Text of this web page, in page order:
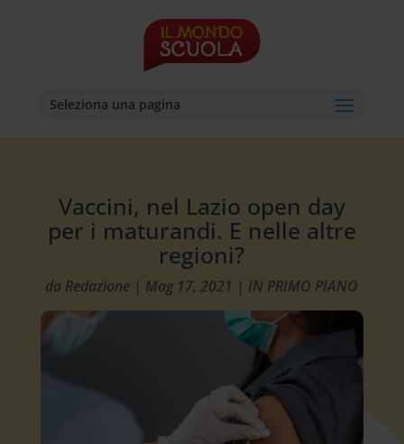
Seleziona una pagina
Vaccini, nel Lazio open day
per i maturandi. E nelle altre
regioni?
da Redazione | Mag 17, 2021 | IN PRIMO PIANO